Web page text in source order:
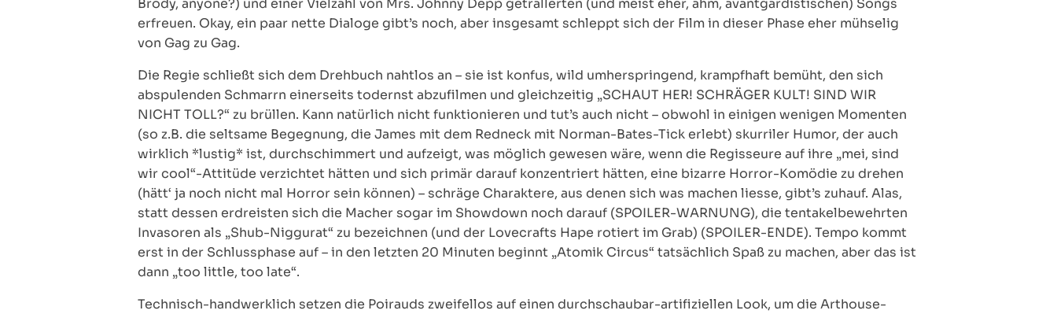
Brody, anyone?) und einer Vielzahl von Mrs. Johnny Depp geträllerten (und meist eher, ähm, avantgardistischen) Songs
erfreuen. Okay, ein paar nette Dialoge gibt’s noch, aber insgesamt schleppt sich der Film in dieser Phase eher mühselig
von Gag zu Gag.
Die Regie schließt sich dem Drehbuch nahtlos an – sie ist konfus, wild umherspringend, krampfhaft bemüht, den sich
abspulenden Schmarrn einerseits todernst abzufilmen und gleichzeitig „SCHAUT HER! SCHRÄGER KULT! SIND WIR
NICHT TOLL?“ zu brüllen. Kann natürlich nicht funktionieren und tut’s auch nicht – obwohl in einigen wenigen Momenten
(so z.B. die seltsame Begegnung, die James mit dem Redneck mit Norman-Bates-Tick erlebt) skurriler Humor, der auch
wirklich *lustig* ist, durchschimmert und aufzeigt, was möglich gewesen wäre, wenn die Regisseure auf ihre „mei, sind
wir cool“-Attitüde verzichtet hätten und sich primär darauf konzentriert hätten, eine bizarre Horror-Komödie zu drehen
(hätt‘ ja noch nicht mal Horror sein können) – schräge Charaktere, aus denen sich was machen liesse, gibt’s zuhauf. Alas,
statt dessen erdreisten sich die Macher sogar im Showdown noch darauf (SPOILER-WARNUNG), die tentakelbewehrten
Invasoren als „Shub-Niggurat“ zu bezeichnen (und der Lovecrafts Hape rotiert im Grab) (SPOILER-ENDE). Tempo kommt
erst in der Schlussphase auf – in den letzten 20 Minuten beginnt „Atomik Circus“ tatsächlich Spaß zu machen, aber das ist
dann „too little, too late“.
Technisch-handwerklich setzen die Poirauds zweifellos auf einen durchschaubar-artifiziellen Look, um die Arthouse-